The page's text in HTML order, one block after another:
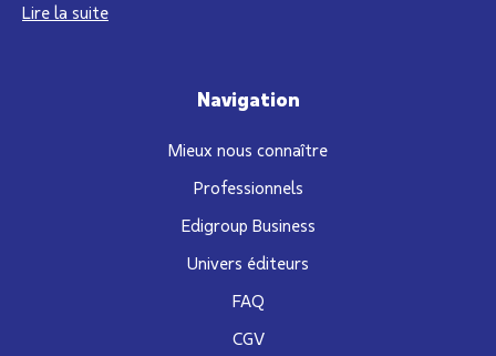
Lire la suite
Navigation
Mieux nous connaître
Professionnels
Edigroup Business
Univers éditeurs
FAQ
CGV